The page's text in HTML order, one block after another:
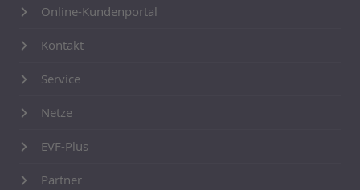
Online-Kundenportal
Kontakt
Service
Netze
EVF-Plus
Partner